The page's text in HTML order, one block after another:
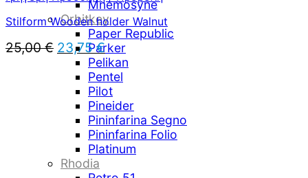
Mnemosyne
Orbitkey
Paper Republic
Parker
Pelikan
Pentel
Pilot
Pineider
Pininfarina Segno
Pininfarina Folio
Platinum
Rhodia
Stilform Wooden holder Walnut
25,00€ Original
price
was:
25,00 €.
23,75€Η
τρέχουσα
τιμή
είναι:
23,75 €.